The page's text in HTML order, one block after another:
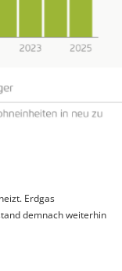
Erdgas
demnach weiterhin